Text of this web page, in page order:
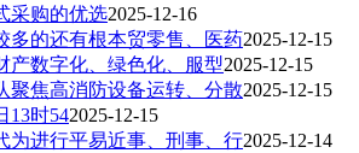
采购的优选2025-12-16
多的还有根本贸零售、医药2025-12-15
产数字化、绿色化、服型2025-12-15
聚焦高消防设备运转、分散2025-12-15
13时542025-12-15
为进行平易近事、刑事、行2025-12-14